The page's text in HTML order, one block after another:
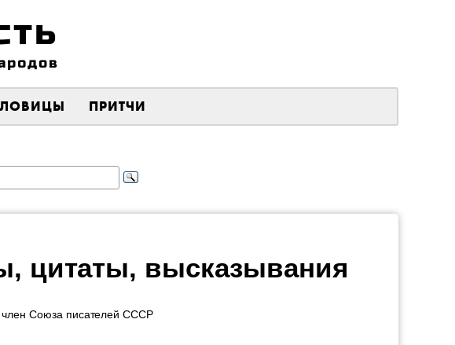
ПРИТЧИ
цитаты, высказывания
член Союза писателей СССР